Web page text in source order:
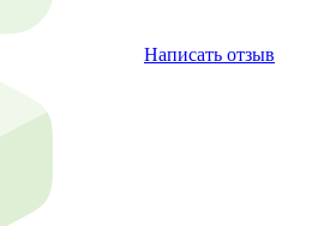
Написать отзыв